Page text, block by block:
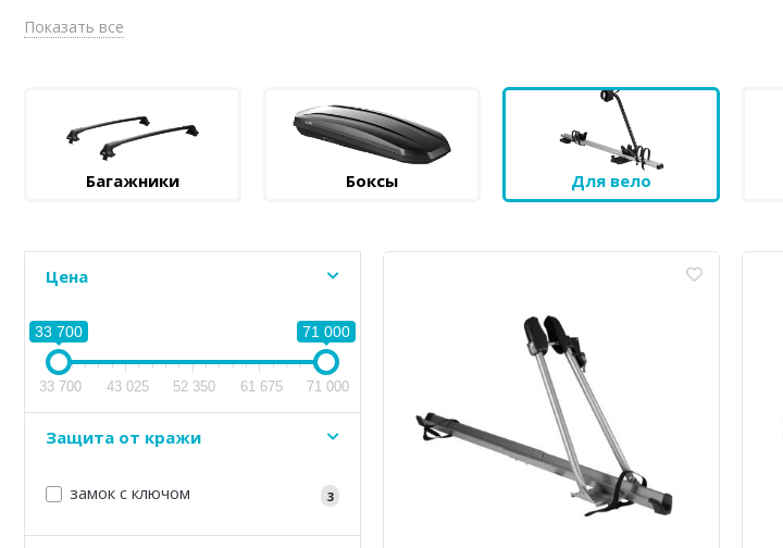
кроссовер с инт. рейлингами
Показать все
Багажники Боксы Для вело
Цена
33 700 71 000
33 700 43 025 52 350 61 675 71 000
Защита от кражи
замок с ключом 3